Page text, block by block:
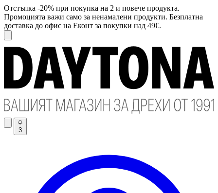
Отстъпка -20% при покупка на 2 и повече продукта.
Промоцията важи само за ненамалени продукти. Безплатна
доставка до офис на Еконт за покупки над 49€.
3